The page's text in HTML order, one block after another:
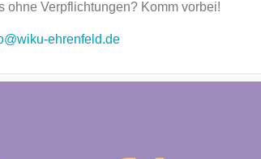
ohne Verpflichtungen? Komm vorbei!
ehrenfeld.de